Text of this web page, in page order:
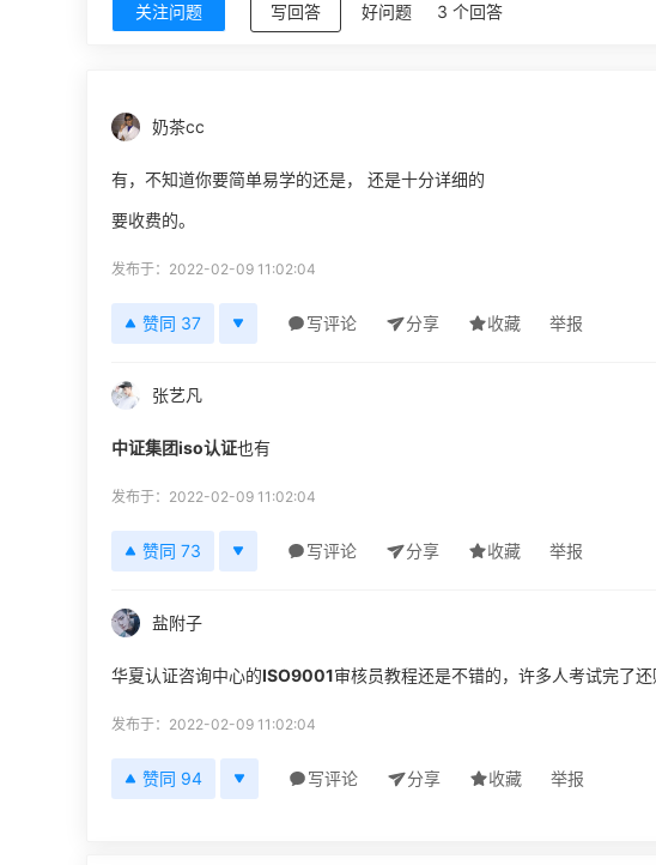
关注问题 写回答 好问题 3 个回答
奶茶cc
有，不知道你要简单易学的还是， 还是十分详细的
要收费的。
发布于：2022-02-09 11:02:04
赞同 37 写评论 分享 收藏 举报
张艺凡
中证集团iso认证也有
发布于：2022-02-09 11:02:04
赞同 73 写评论 分享 收藏 举报
盐附子
华夏认证咨询中心的ISO9001审核员教程还是不错的，许多人考试完了还
发布于：2022-02-09 11:02:04
赞同 94 写评论 分享 收藏 举报